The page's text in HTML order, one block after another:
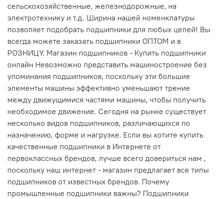
сельскохозяйственные, железнодорожные, на
электротехнику и т.д. Ширина нашей номенклатуры
позволяет подобрать подшипники для любых целей! Вы
всегда можете заказать подшипники ОПТОМ и в
РОЗНИЦУ. Магазин подшипников - Купить подшипники
онлайн Невозможно представить машиностроение без
упоминания подшипников, поскольку эти большие
элементы машины эффективно уменьшают трение
между движущимися частями машины, чтобы получить
необходимое движение. Сегодня на рынке существует
несколько видов подшипников, различающихся по
назначению, форме и нагрузке. Если вы хотите купить
качественные подшипники в Интернете от
первоклассных брендов, лучше всего довериться нам ,
поскольку наш интернет - магазин предлагает все типы
подшипников от известных брендов. Почему
промышленные подшипники важны? Подшипники